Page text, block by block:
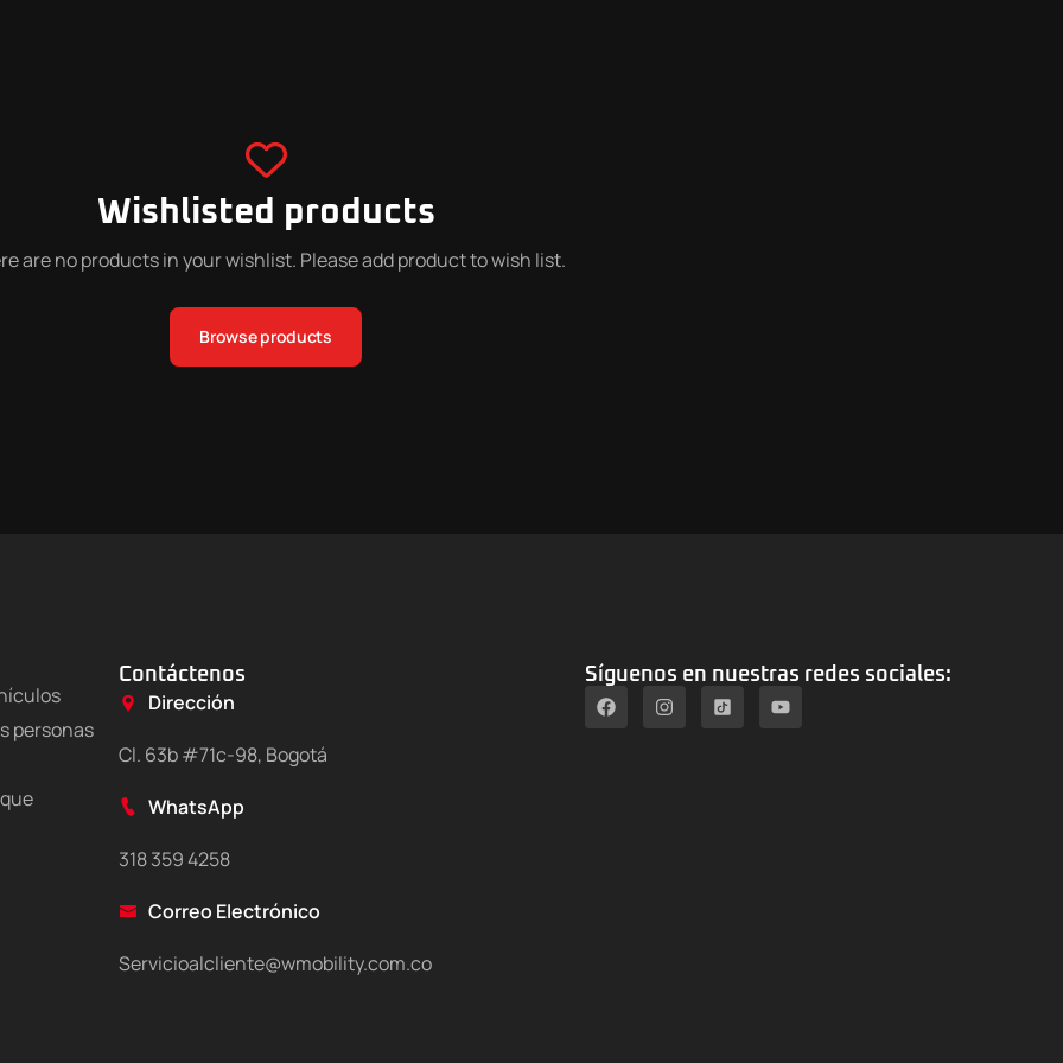
Wishlisted products
are no products in your wishlist. Please add product to wish list.
Browse products
personas
Contáctenos
Dirección
Cl. 63b #71c-98, Bogotá
WhatsApp
318 359 4258
Correo Electrónico
Servicioalcliente@wmobility.com.co
Síguenos en nuestras redes sociales: